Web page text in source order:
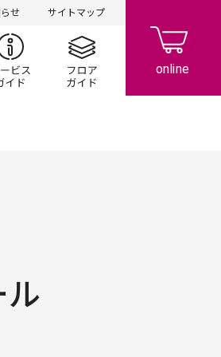
せ サイトマップ
ップニュースサービスガイドフロアガイド